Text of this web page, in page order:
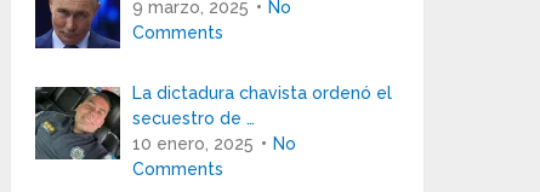
9 marzo, 2025
No
Comments
La dictadura chavista ordenó el
secuestro de …
10 enero, 2025
No
Comments